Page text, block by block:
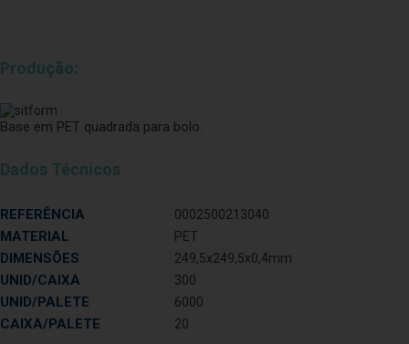
Produção:
Base em PET quadrada para bolo.
Dados Técnicos
REFERÊNCIA 0002500213040
MATERIAL PET
DIMENSÕES 249,5x249,5x0,4mm
UNID/CAIXA 300
UNID/PALETE 6000
CAIXA/PALETE 20